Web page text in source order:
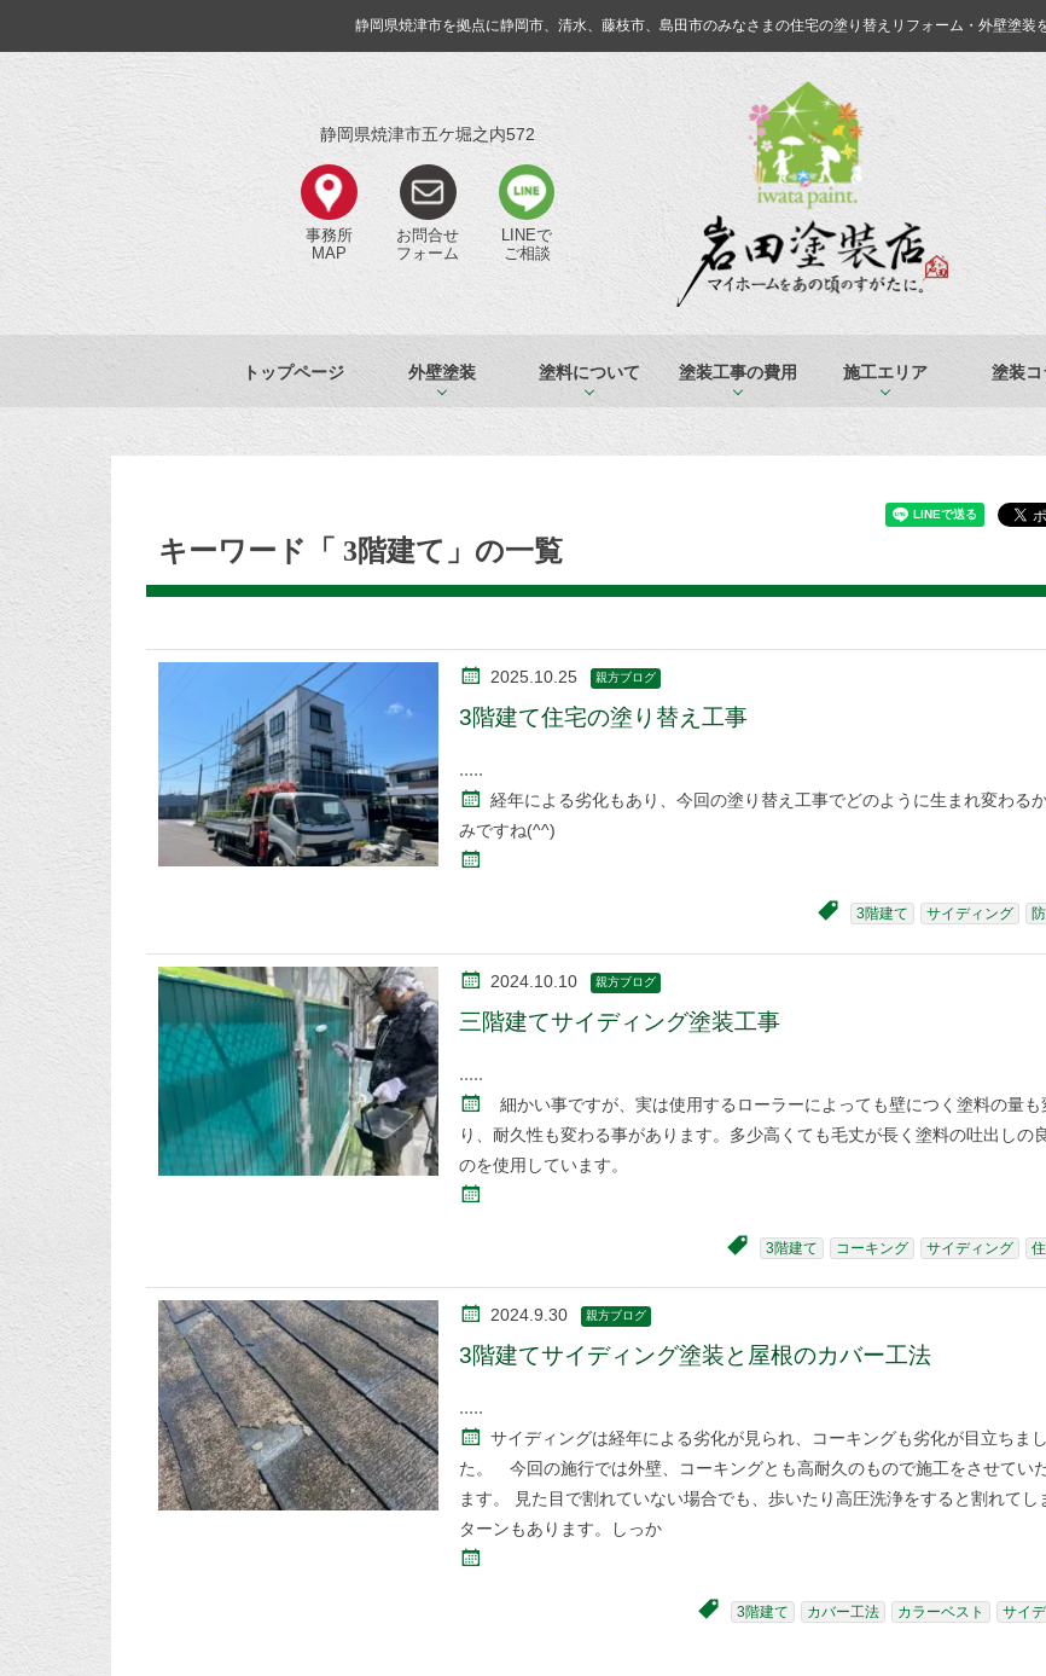
静岡県焼津市を拠点に静岡市、清水、藤枝市、島田市のみなさまの住宅の塗り替えリフォーム・外壁塗装
静岡県焼津市五ケ堀之内572
事務所
MAP
お問合せ
フォーム
LINEで
ご相談
トップページ 外壁塗装 塗料について 塗装工事の費用 施工エリア 塗装コ
キーワード「 3階建て」の一覧
2025.10.25 親方ブログ
3階建て住宅の塗り替え工事
経年による劣化もあり、今回の塗り替え工事でどのように生まれ変わる
みですね(^^)
3階建て サイディング
2024.10.10 親方ブログ
三階建てサイディング塗装工事
細かい事ですが、実は使用するローラーによっても壁につく塗料の量も
り、耐久性も変わる事があります。多少高くても毛丈が長く塗料の吐出しの
のを使用しています。
3階建て コーキング サイディング
2024.9.30 親方ブログ
3階建てサイディング塗装と屋根のカバー工法
サイディングは経年による劣化が見られ、コーキングも劣化が目立ちまし
た。 今回の施行では外壁、コーキングとも高耐久のもので施工をさせてい
ます。 見た目で割れていない場合でも、歩いたり高圧洗浄をすると割れてし
ターンもあります。しっか
3階建て カバー工法 カラーベスト サイ